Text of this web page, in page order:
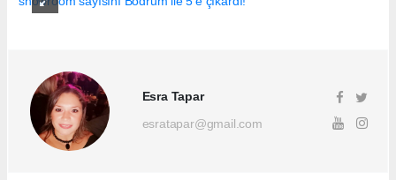
Esra Tapar
esratapar@gmail.com